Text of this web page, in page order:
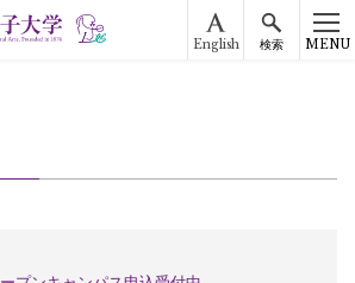
English 検索 MENU